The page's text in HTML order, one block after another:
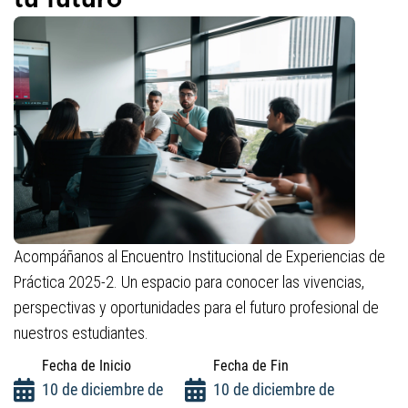
Acompáñanos al Encuentro Institucional de Experiencias de
Práctica 2025-2. Un espacio para conocer las vivencias,
perspectivas y oportunidades para el futuro profesional de
nuestros estudiantes.
Fecha de Inicio
10 de diciembre de
Fecha de Fin
10 de diciembre de